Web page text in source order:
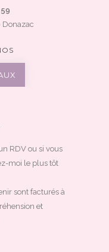
Donazac
RDV ou si vous
moi le plus tôt
sont facturés à
et